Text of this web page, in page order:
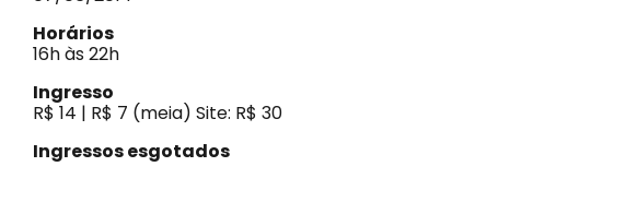
Horários
16h às 22h
Ingresso
R$ 14 | R$ 7 (meia) Site: R$ 30
Ingressos esgotados